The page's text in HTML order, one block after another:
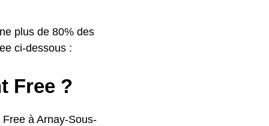
plus de 80% des
ci-dessous :
Free ?
à Arnay-Sous-